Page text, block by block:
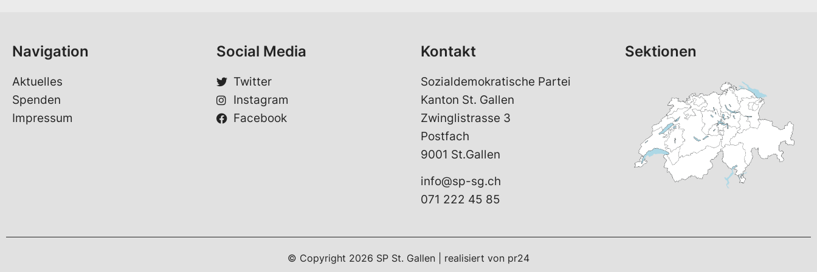
Navigation
Aktuelles
Spenden
Impressum
Social Media
Twitter
Instagram
Facebook
Kontakt
Sozialdemokratische Partei
Kanton St. Gallen
Zwinglistrasse 3
Postfach
9001 St.Gallen
info@sp-sg.ch
071 222 45 85
Sektionen
© Copyright 2026 SP St. Gallen | realisiert von pr24